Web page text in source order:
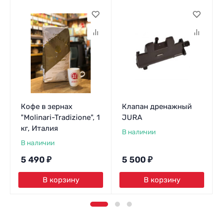
Кофе в зернах
"Molinari-Tradizione", 1
кг, Италия
В наличии
5 490 ₽
В корзину
Клапан дренажный
JURA
В наличии
5 500 ₽
В корзину